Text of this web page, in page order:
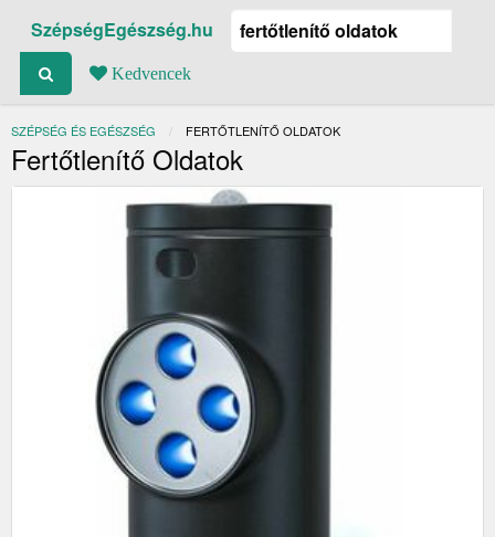
SzépségEgészség.hu
Kedvencek
SZÉPSÉG ÉS EGÉSZSÉG JELENLEGI:
FERTŐTLENÍTŐ OLDATOK
Fertőtlenítő Oldatok